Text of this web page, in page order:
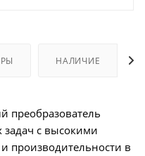
НАЛИЧИЕ
преобразователь
с высокими
производительности в